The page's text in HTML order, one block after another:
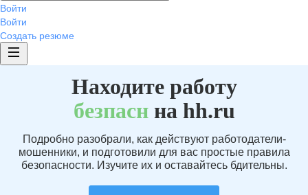
Войти
Войти
Создать резюме
Находите работу
безпаснна hh.ru
Подробно разобрали, как действуют работодатели-
мошенники, и подготовили для вас простые правила
безопасности. Изучите их и оставайтесь бдительны.